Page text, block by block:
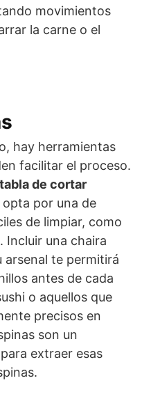
movimientos
la carne o el
hay herramientas
facilitar el proceso.
tabla de cortar
por una de
de limpiar, como
Incluir una chaira
arsenal te permitirá
antes de cada
o aquellos que
precisos en
son un
extraer esas